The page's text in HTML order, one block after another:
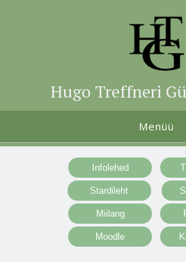
Hugo Treffneri
Menüü